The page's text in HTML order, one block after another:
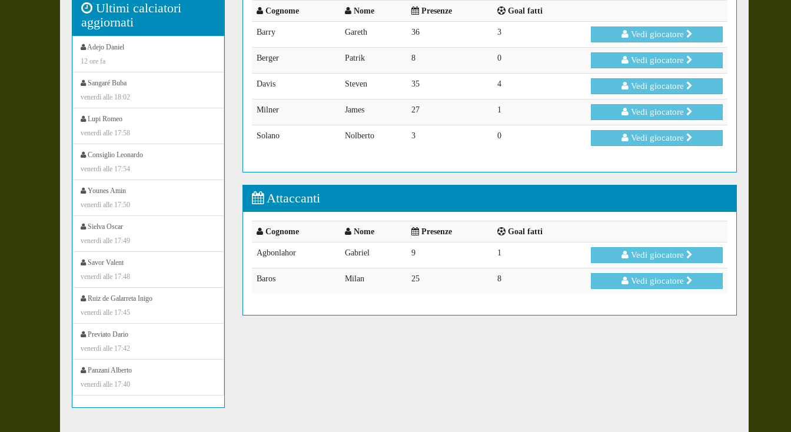
Ultimi calciatori
aggiornati
Adejo Daniel
12 ore fa
Sangaré Buba
venerdì alle 18:02
Lupi Romeo
venerdì alle 17:58
Consiglio Leonardo
venerdì alle 17:54
Younes Amin
venerdì alle 17:50
Sielva Oscar
venerdì alle 17:49
Savor Valent
venerdì alle 17:48
Ruiz de Galarreta Inigo
venerdì alle 17:45
Previato Dario
venerdì alle 17:42
Panzani Alberto
venerdì alle 17:40
Cognome Nome Presenze Goal fatti
Barry Gareth 36 3 Vedi giocatore
Berger Patrik 8 0 Vedi giocatore
Davis Steven 35 4 Vedi giocatore
Milner James 27 1 Vedi giocatore
Solano Nolberto 3 0 Vedi giocatore
Attaccanti
Cognome Nome Presenze Goal fatti
Agbonlahor Gabriel 9 1 Vedi giocatore
Baros Milan 25 8 Vedi giocatore